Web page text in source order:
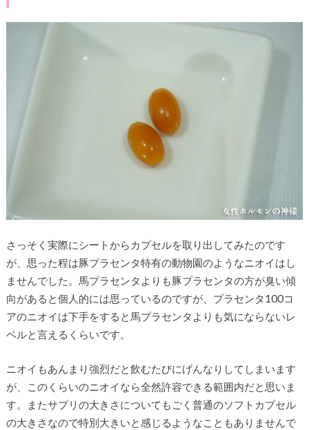
さっそく実際にシートからカプセルを取り出してみたのです
が、思った程は豚プラセンタ特有の動物園のようなニオイはし
ませんでした。馬プラセンタよりも豚プラセンタの方が臭い傾
向があると個人的には思っているのですが、プラセンタ100コ
アのニオイは下手をすると馬プラセンタよりも気にならないレ
ベルと言えるくらいです。
ニオイもあんまり強烈だと飲むたびにげんなりしてしまいます
が、このくらいのニオイなら全然許容できる範囲内だと思いま
す。またサプリの大きさについてもごく普通のソフトカプセル
の大きさなので特別大きいと感じるようなこともありませんで